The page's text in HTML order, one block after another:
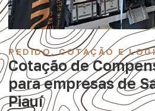
PEDIDO, COTAÇÃO E
Cotação de
para empresas de
Piauí